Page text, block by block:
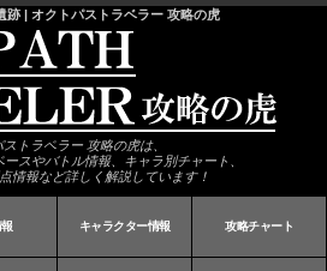
跡 | オクトパストラベラー 攻略の虎
ストラベラー 攻略の虎は、
スやバトル情報、キャラ別チャート、
情報など詳しく解説しています！
キャラクター情報 攻略チャート